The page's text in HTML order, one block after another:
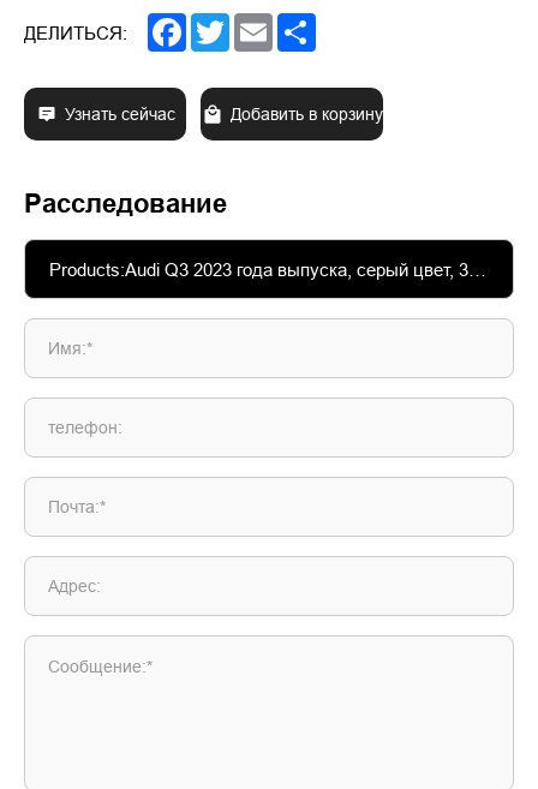
ДЕЛИТЬСЯ: Facebook
TwitterEmail
Узнать сейчас Добавить в корзину
Расследование
Имя:*
телефон:
Почта:*
Адрес:
Сообщение:*